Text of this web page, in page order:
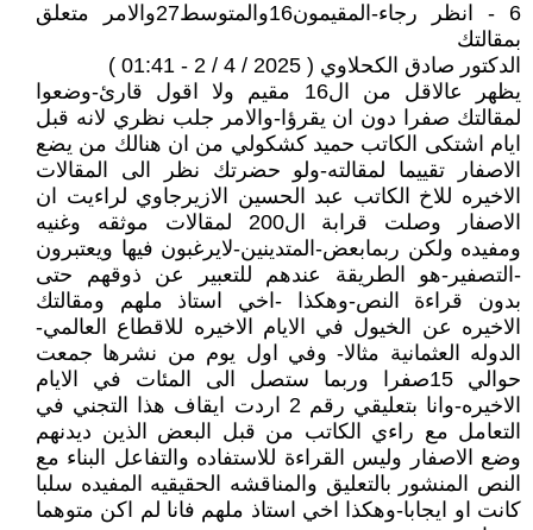
6 - انظر رجاء-المقيمون16والمتوسط27والامر متعلق
بمقالتك
الدكتور صادق الكحلاوي ( 2025 / 4 / 2 - 01:41 )
يظهر عالاقل من ال16 مقيم ولا اقول قارئ-وضعوا
لمقالتك صفرا دون ان يقرؤا-والامر جلب نظري لانه قبل
ايام اشتكى الكاتب حميد كشكولي من ان هنالك من يضع
الاصفار تقييما لمقالته-ولو حضرتك نظر الى المقالات
الاخيره للاخ الكاتب عبد الحسين الازيرجاوي لراءيت ان
الاصفار وصلت قرابة ال200 لمقالات موثقه وغنيه
ومفيده ولكن ربمابعض-المتدينين-لايرغبون فيها ويعتبرون
-التصفير-هو الطريقة عندهم للتعبير عن ذوقهم حتى
بدون قراءة النص-وهكذا -اخي استاذ ملهم ومقالتك
الاخيره عن الخيول في الايام الاخيره للاقطاع العالمي-
الدوله العثمانية مثالا- وفي اول يوم من نشرها جمعت
حوالي 15صفرا وربما ستصل الى المئات في الايام
الاخيره-وانا بتعليقي رقم 2 اردت ايقاف هذا التجني في
التعامل مع راءي الكاتب من قبل البعض الذين ديدنهم
وضع الاصفار وليس القراءة للاستفاده والتفاعل البناء مع
النص المنشور بالتعليق والمناقشه الحقيقيه المفيده سلبا
كانت او ايجابا-وهكذا اخي استاذ ملهم فانا لم اكن متوهما